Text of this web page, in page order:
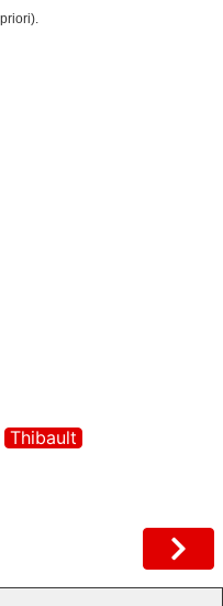
Thibault